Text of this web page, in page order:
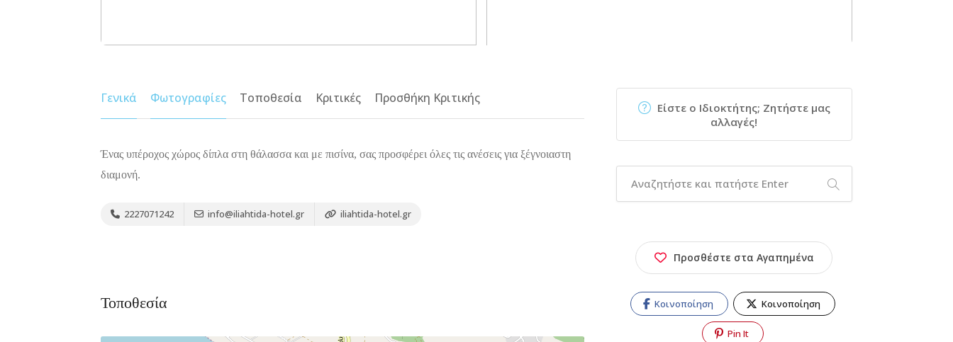
Γενικά Φωτογραφίες Τοποθεσία Κριτικές Προσθήκη Κριτικής
Ένας υπέροχος χώρος δίπλα στη θάλασσα και με πισίνα, σας προσφέρει όλες τις ανέσεις για ξέγνοιαστη
διαμονή.
2227071242 info@iliahtida-hotel.gr iliahtida-hotel.gr
Τοποθεσία
Είστε ο Ιδιοκτήτης; Ζητήστε μας
αλλαγές!
Προσθέστε στα Αγαπημένα
Κοινοποίηση Κοινοποίηση
Pin It